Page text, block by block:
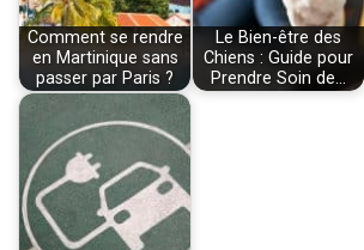
Comment se rendre
en Martinique sans
passer par Paris ?
Le Bien-être des
Chiens : Guide pour
Prendre Soin de…